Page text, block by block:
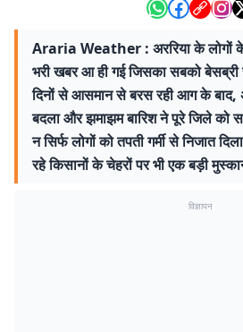
Araria Weather : अररिया के लोगों के
भरी खबर आ ही गई जिसका सबको
दिनों से आसमान से बरस रही आग के बाद,
बदला और झमाझम बारिश ने पूरे जिले को
न सिर्फ लोगों को तपती गर्मी से निजात
रहे किसानों के चेहरों पर भी एक बड़ी
विज्ञापन